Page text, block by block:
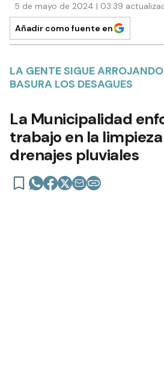
5 de mayo de 2024 | 03:39
Añadir como fuente en
LA GENTE SIGUE
BASURA LOS DESAGUES
La Municipalidad
trabajo en la
drenajes pluviales